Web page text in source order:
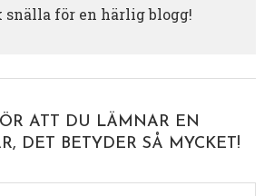
snälla för en härlig blogg!
ATT DU LÄMNAR EN
DET BETYDER SÅ MYCKET!